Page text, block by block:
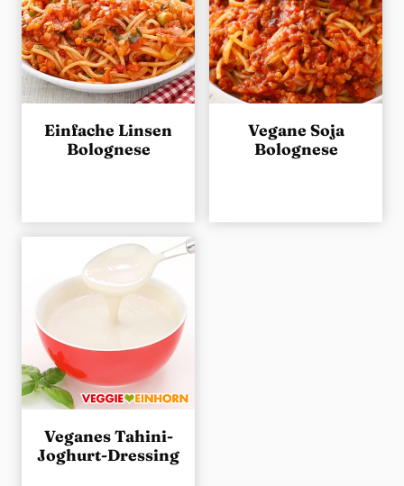
Einfache Linsen
Bolognese
Vegane Soja
Bolognese
Veganes Tahini-
Joghurt-Dressing